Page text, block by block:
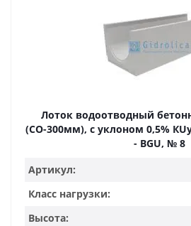
Лоток водоотводный
(СО-300мм), с уклоном 0,5% КUу
- BGU, № 8
Артикул:
Класс нагрузки:
Высота: